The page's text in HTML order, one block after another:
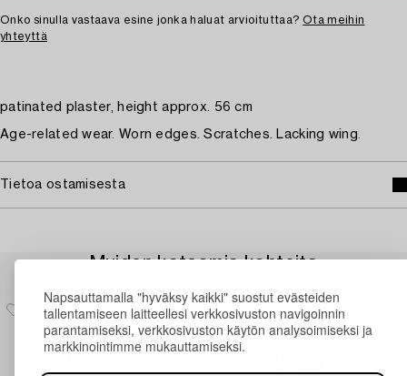
Napsauttamalla "hyväksy kaikki" suostut evästeiden
tallentamiseen laitteellesi verkkosivuston navigoinnin
parantamiseksi, verkkosivuston käytön analysoimiseksi ja
markkinointimme mukauttamiseksi.
Onko sinulla vastaava esine jonka haluat arvioituttaa? Ota meihin
yhteyttä
patinated plaster, height approx. 56 cm
Age-related wear. Worn edges. Scratches. Lacking wing.
Tietoa ostamisesta
Muiden katsomia kohteita